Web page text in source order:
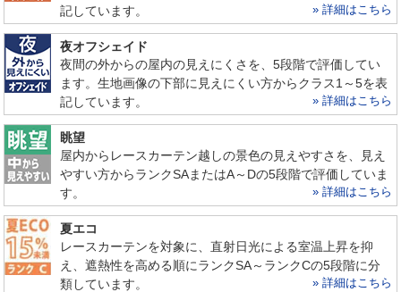
記しています。
» 詳細はこちら
夜オフシェイド
夜間の外からの屋内の見えにくさを、5段階で評価してい
ます。生地画像の下部に見えにくい方からクラス1～5を表
記しています。
» 詳細はこちら
眺望
屋内からレースカーテン越しの景色の見えやすさを、見え
やすい方からランクSAまたはA～Dの5段階で評価していま
す。
» 詳細はこちら
夏エコ
レースカーテンを対象に、直射日光による室温上昇を抑
え、遮熱性を高める順にランクSA～ランクCの5段階に分
類しています。
» 詳細はこちら